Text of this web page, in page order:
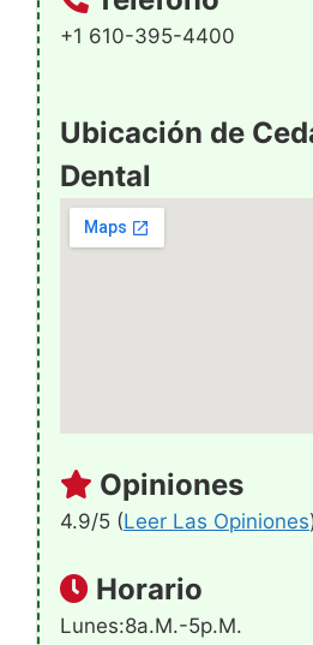
+1 610-395-4400
Ubicación de
Dental
Opiniones
4.9/5 (Leer Las Opiniones
Horario
Lunes:8a.m.-5p.m.